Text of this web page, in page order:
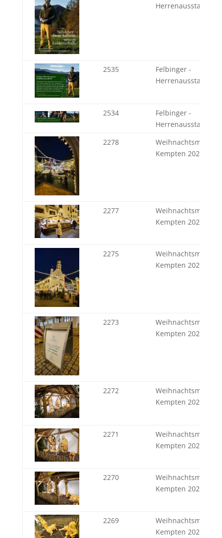
Herrenausstatter
2535
Felbinger -
Herrenausstatter
2534
Felbinger -
Herrenausstatter
2278
Weihnachtsmarkt
Kempten 2024
2277
Weihnachtsmarkt
Kempten 2024
2275
Weihnachtsmarkt
Kempten 2024
2273
Weihnachtsmarkt
Kempten 2024
2272
Weihnachtsmarkt
Kempten 2024
2271
Weihnachtsmarkt
Kempten 2024
2270
Weihnachtsmarkt
Kempten 2024
2269
Weihnachtsmarkt
Kempten 2024